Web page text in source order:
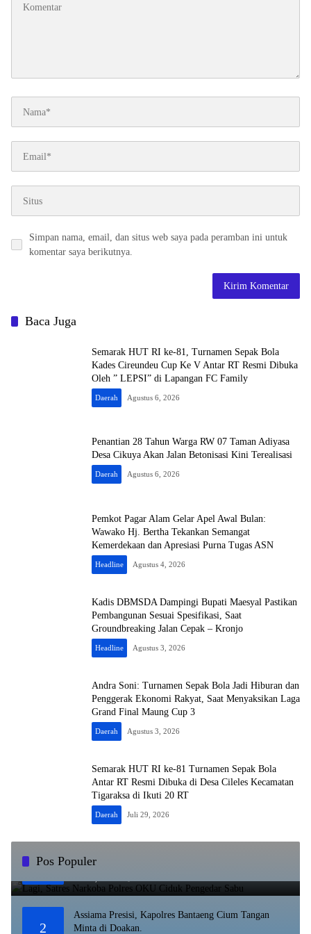
Simpan nama, email, dan situs web saya pada peramban ini untuk
komentar saya berikutnya.
Baca Juga
Semarak HUT RI ke-81, Turnamen Sepak Bola
Kades Cireundeu Cup Ke V Antar RT Resmi Dibuka
Oleh ” LEPSI” di Lapangan FC Family
Daerah Agustus 6, 2026
Penantian 28 Tahun Warga RW 07 Taman Adiyasa
Desa Cikuya Akan Jalan Betonisasi Kini Terealisasi
Daerah Agustus 6, 2026
Pemkot Pagar Alam Gelar Apel Awal Bulan:
Wawako Hj. Bertha Tekankan Semangat
Kemerdekaan dan Apresiasi Purna Tugas ASN
Headline Agustus 4, 2026
Kadis DBMSDA Dampingi Bupati Maesyal Pastikan
Pembangunan Sesuai Spesifikasi, Saat
Groundbreaking Jalan Cepak – Kronjo
Headline Agustus 3, 2026
Andra Soni: Turnamen Sepak Bola Jadi Hiburan dan
Penggerak Ekonomi Rakyat, Saat Menyaksikan Laga
Grand Final Maung Cup 3
Daerah Agustus 3, 2026
Semarak HUT RI ke-81 Turnamen Sepak Bola
Antar RT Resmi Dibuka di Desa Cileles Kecamatan
Tigaraksa di Ikuti 20 RT
Daerah Juli 29, 2026
Pos Populer
1
Sabu
2
Assiama Presisi, Kapolres Bantaeng Cium Tangan
Minta di Doakan.